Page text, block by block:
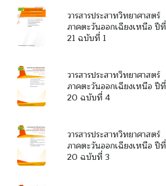
วารสารประสาทวิทยาศาสตร์
ภาคตะวันออกเฉียงเหนือ ปีที่
21 ฉบับที่ 1
วารสารประสาทวิทยาศาสตร์
ภาคตะวันออกเฉียงเหนือ ปีที่
20 ฉบับที่ 4
วารสารประสาทวิทยาศาสตร์
ภาคตะวันออกเฉียงเหนือ ปีที่
20 ฉบับที่ 3